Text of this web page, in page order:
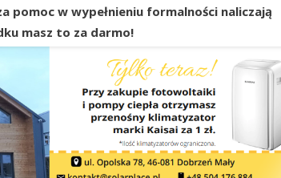
pomoc w wypełnieniu formalności naliczają
masz to za darmo!